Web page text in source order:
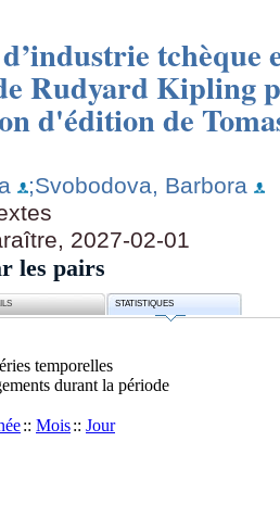
Rudyard Kipling
d'édition de
;Svobodova, Barbora
2027-02-01
les pairs
STATISTIQUES